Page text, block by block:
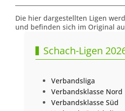
Die hier dargestellten Ligen
und befinden sich im Original
Schach-Ligen
Verbandsliga
Verbandsklasse Nord
Verbandsklasse Süd